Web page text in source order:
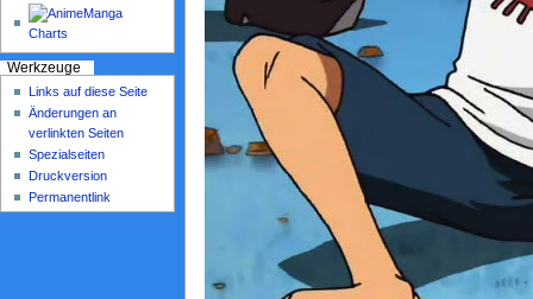
Werkzeuge
Links auf diese Seite
Änderungen an
verlinkten Seiten
Spezialseiten
Druckversion
Permanentlink